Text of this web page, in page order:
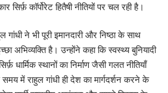
कॉर्पोरेट हितैषी नीतियों पर चल रही है।
गांधी ने भी पूरी इमानदारी और निष्ठा के साथ
अभिव्यक्ति है। उन्होंने कहा कि स्वस्थ्य बुनियादी
धार्मिक स्थानों का निर्माण जैसी गलत नीतियाँ
में राहुल गांधी ही देश का मार्गदर्शन करने के